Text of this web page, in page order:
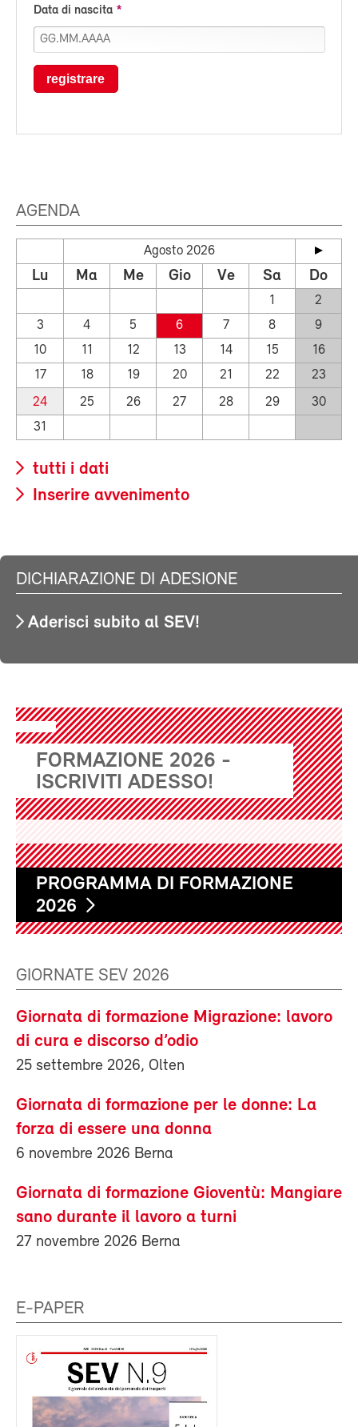
Data di nascita
registrare
AGENDA
Agosto 2026
Lu Ma Me Gio Ve Sa Do
1
2
3
4 5 6 7 8
9
10
11 12 13 14 15
16
17
18 19 20 21 22
23
24
25 26 27 28 29
30
31
tutti i dati
Inserire avvenimento
DICHIARAZIONE DI ADESIONE
Aderisci subito al SEV!
FORMAZIONE 2026 -
ISCRIVITI ADESSO!
PROGRAMMA DI FORMAZIONE
2026
GIORNATE SEV 2026
Giornata di formazione Migrazione: lavoro
di cura e discorso d’odio
25 settembre 2026, Olten
Giornata di formazione per le donne: La
forza di essere una donna
6 novembre 2026 Berna
Giornata di formazione Gioventù: Mangiare
sano durante il lavoro a turni
27 novembre 2026 Berna
E-PAPER